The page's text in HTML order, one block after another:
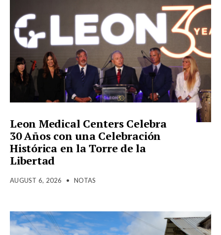
Leon Medical Centers Celebra
30 Años con una Celebración
Histórica en la Torre de la
Libertad
AUGUST 6, 2026 • NOTAS